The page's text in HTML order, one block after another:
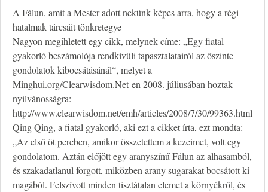
A Fálun, amit a Mester adott nekünk képes arra, hogy a régi
hatalmak tárcsáit tönkretegye
Nagyon megihletett egy cikk, melynek címe: „Egy fiatal
gyakorló beszámolója rendkívüli tapasztalatairól az őszinte
gondolatok kibocsátásánál“, melyet a
Minghui.org/Clearwisdom.Net-en 2008. júliusában hoztak
nyilvánosságra:
http://www.clearwisdom.net/emh/articles/2008/7/30/99363.html
Qing Qing, a fiatal gyakorló, aki ezt a cikket írta, ezt mondta:
„Az első öt percben, amikor összetettem a kezeimet, volt egy
gondolatom. Aztán előjött egy aranyszínű Fálun az alhasamból,
és szakadatlanul forgott, miközben arany sugarakat bocsátott ki
magából. Felszívott minden tisztátalan elemet a környékről, és